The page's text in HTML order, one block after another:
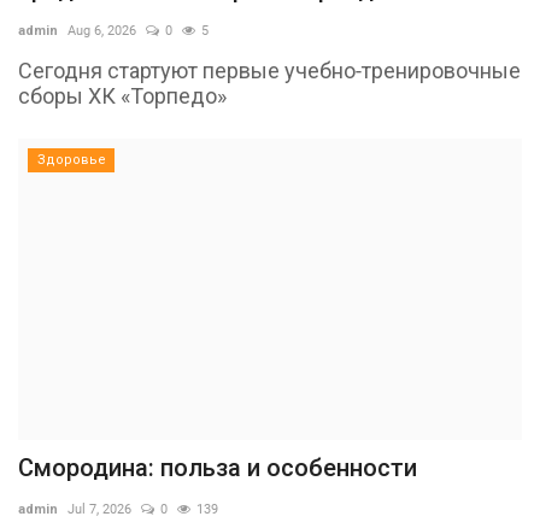
admin Aug 6, 2026 0 5
Сегодня стартуют первые учебно-тренировочные
сборы ХК «Торпедо»
Здоровье
Смородина: польза и особенности
admin Jul 7, 2026 0 139